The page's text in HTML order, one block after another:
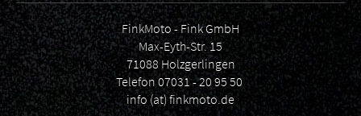
FinkMoto - Fink GmbH
Max-Eyth-Str. 15
71088 Holzgerlingen
Telefon07031 - 20 95 50
info (at) finkmoto.de